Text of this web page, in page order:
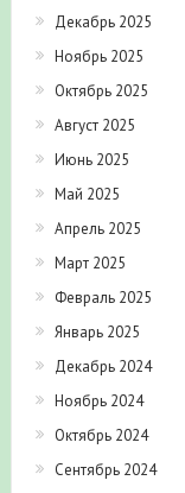
Декабрь 2025
Ноябрь 2025
Октябрь 2025
Август 2025
Июнь 2025
Май 2025
Апрель 2025
Март 2025
Февраль 2025
Январь 2025
Декабрь 2024
Ноябрь 2024
Октябрь 2024
Сентябрь 2024